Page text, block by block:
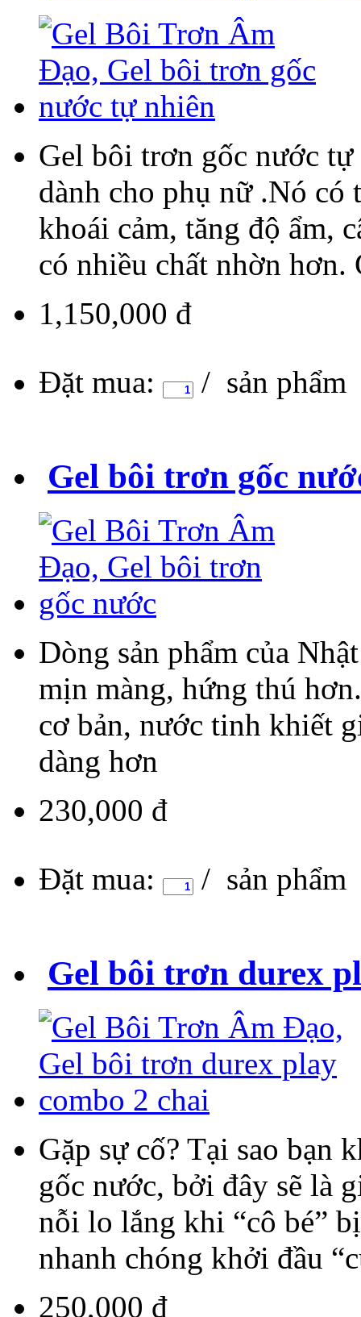
Gel bôi trơn gốc nước
dành cho phụ nữ .Nó có
khoái cảm, tăng độ ẩm,
có nhiều chất nhờn hơn.
1,150,000 đ
Đặt mua:
/ sản phẩm
Gel bôi trơn gốc
Dòng sản phẩm của
mịn màng, hứng thú
cơ bản, nước tinh khiết
dàng hơn
230,000 đ
Đặt mua:
/ sản phẩm
Gel bôi trơn durex
Gặp sự cố? Tại sao bạn
gốc nước, bởi đây sẽ là
nỗi lo lắng khi “cô bé”
nhanh chóng khởi đầu
250,000 đ